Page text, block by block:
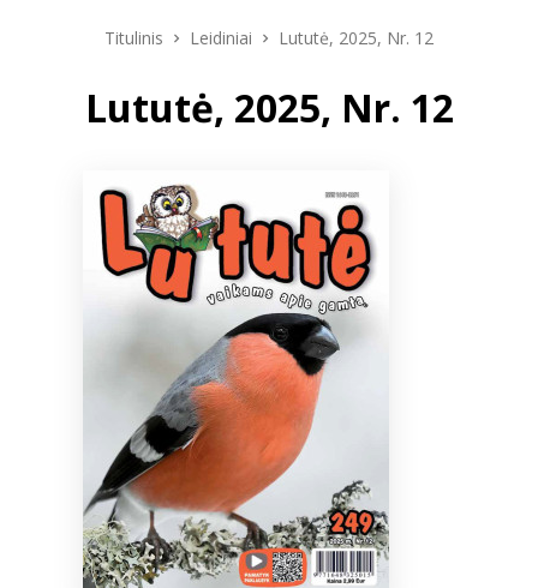
Leidiniai
Naujienos
Bibliotekoms
Titulinis Leidiniai Lututė, 2025, Nr. 12
Lututė, 2025, Nr. 12